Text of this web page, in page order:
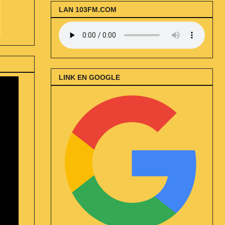
LAN 103FM.COM
LINK EN GOOGLE